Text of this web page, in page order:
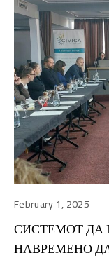
February 1, 2025
СИСТЕМОТ ДА
НАВРЕМЕНО